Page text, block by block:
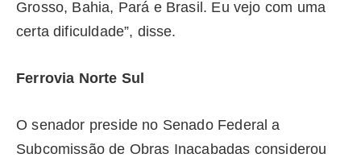
Grosso, Bahia, Pará e Brasil. Eu vejo com uma
certa dificuldade”, disse.
Ferrovia Norte Sul
O senador preside no Senado Federal a
Subcomissão de Obras Inacabadas considerou